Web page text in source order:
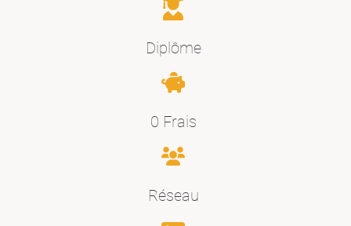
Diplôme
0 Frais
Réseau